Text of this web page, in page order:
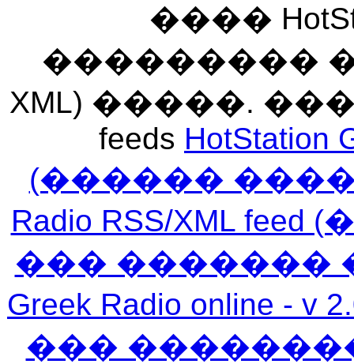
����
��������� ���
XML) �����.
feeds HotStation
(������
Radio RSS/XML
��� �������
Greek Radio
���